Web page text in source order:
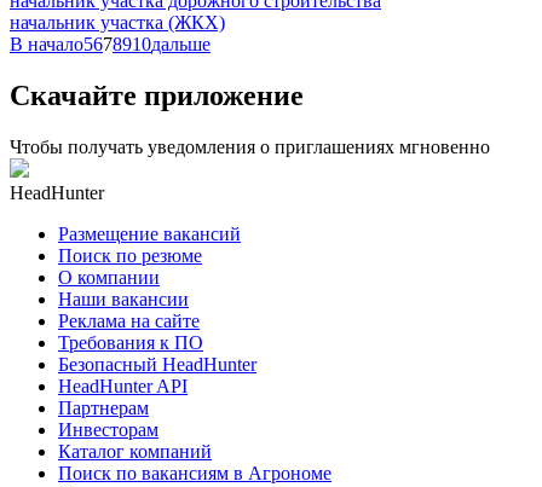
начальник участка (ЖКХ)
В начало5678910дальше
Скачайте приложение
Чтобы получать уведомления о приглашениях мгновенно
HeadHunter
Размещение вакансий
Поиск по резюме
О компании
Наши вакансии
Реклама на сайте
Требования к ПО
Безопасный HeadHunter
HeadHunter API
Партнерам
Инвесторам
Каталог компаний
Поиск по вакансиям в Агрономе